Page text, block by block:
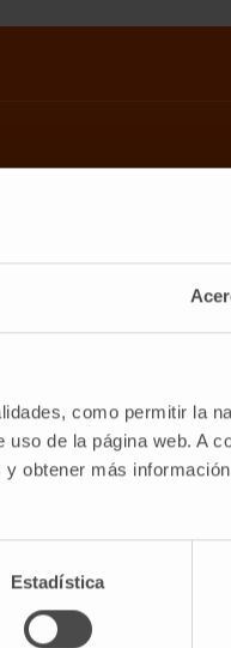
como permitir la
de la página web. A
obtener más
Estadística
e